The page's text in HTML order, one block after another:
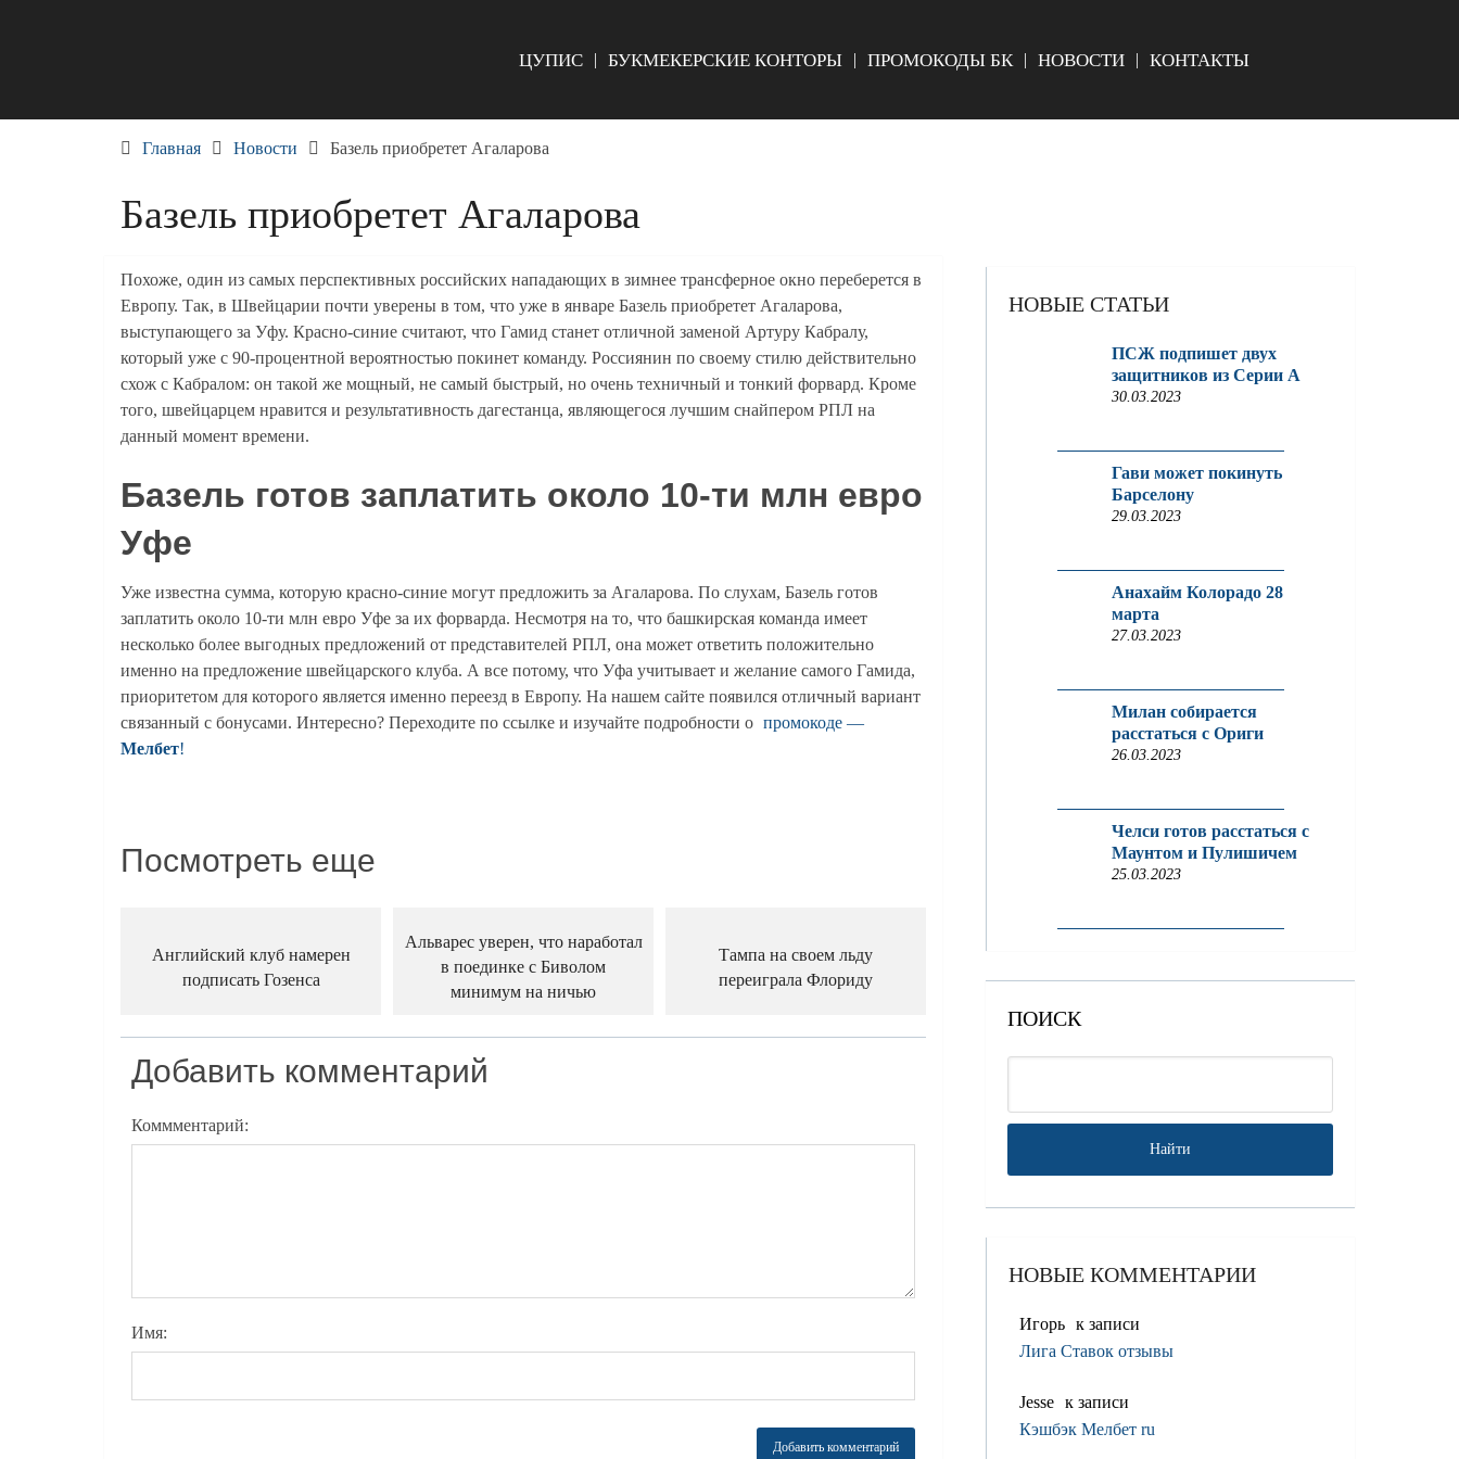
ЦУПИС БУКМЕКЕРСКИЕ КОНТОРЫ ПРОМОКОДЫ БК НОВОСТИ КОНТАКТЫ
Главная Новости Базель приобретет Агаларова
Базель приобретет Агаларова
Похоже, один из самых перспективных российских нападающих в зимнее трансферное окно переберется в
Европу. Так, в Швейцарии почти уверены в том, что уже в январе Базель приобретет Агаларова,
выступающего за Уфу. Красно-синие считают, что Гамид станет отличной заменой Артуру Кабралу,
который уже с 90-процентной вероятностью покинет команду. Россиянин по своему стилю действительно
схож с Кабралом: он такой же мощный, не самый быстрый, но очень техничный и тонкий форвард. Кроме
того, швейцарцем нравится и результативность дагестанца, являющегося лучшим снайпером РПЛ на
данный момент времени.
Базель готов заплатить около 10-ти млн евро
Уфе
Уже известна сумма, которую красно-синие могут предложить за Агаларова. По слухам, Базель готов
заплатить около 10-ти млн евро Уфе за их форварда. Несмотря на то, что башкирская команда имеет
несколько более выгодных предложений от представителей РПЛ, она может ответить положительно
именно на предложение швейцарского клуба. А все потому, что Уфа учитывает и желание самого Гамида,
приоритетом для которого является именно переезд в Европу. На нашем сайте появился отличный вариант
связанный с бонусами. Интересно? Переходите по ссылке и изучайте подробности о промокоде —
Мелбет!
Посмотреть еще
Английский клуб намерен
подписать Гозенса
Альварес уверен, что наработал
в поединке с Биволом
минимум на ничью
Тампа на своем льду
переиграла Флориду
Добавить комментарий
Коммментарий:
Имя:
НОВЫЕ СТАТЬИ
ПСЖ подпишет двух
защитников из Серии A
30.03.2023
Гави может покинуть
Барселону
29.03.2023
Анахайм Колорадо 28
марта
27.03.2023
Милан собирается
расстаться с Ориги
26.03.2023
Челси готов расстаться с
Маунтом и Пулишичем
25.03.2023
ПОИСК
НОВЫЕ КОММЕНТАРИИ
Игорь к записи
Лига Ставок отзывы
Jesse к записи
Кэшбэк Мелбет ru